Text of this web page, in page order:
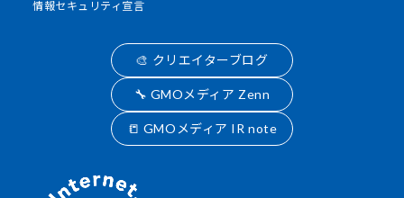
情報セキュリティ宣言
🎨 クリエイターブログ
🔧 GMOメディア Zenn
📒 GMOメディア IR note